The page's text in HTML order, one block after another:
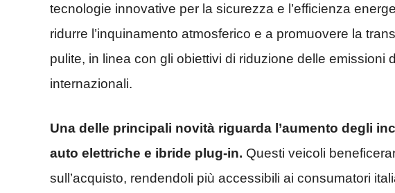
tecnologie innovative per la sicurezza e l’efficienza
ridurre l’inquinamento atmosferico e a promuovere la
pulite, in linea con gli obiettivi di riduzione delle emissioni
internazionali.
Una delle principali novità riguarda l’aumento degli
auto elettriche e ibride plug-in. Questi veicoli
sull’acquisto, rendendoli più accessibili ai consumatori